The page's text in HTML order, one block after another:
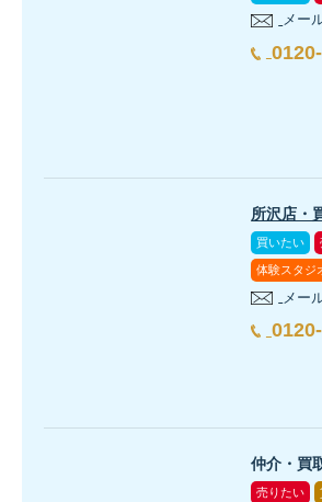
メー
所沢店・
買いたい
体験スタジ
メー
仲介・買
売りたい